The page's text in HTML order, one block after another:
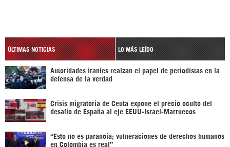
ÚLTIMAS NOTICIAS LO MÁS LEÍDO
Autoridades iraníes realzan el papel de periodistas en la
defensa de la verdad
Crisis migratoria de Ceuta expone el precio oculto del
desafío de España al eje EEUU-Israel-Marruecos
“Esto no es paranoia; vulneraciones de derechos humanos
en Colombia es real”